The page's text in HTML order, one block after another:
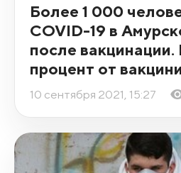
Более 1 000
COVID-19 в
после вакцинации.
процент от
10 сентября 2021, 15:27